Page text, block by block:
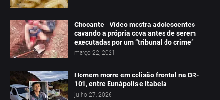
Chocante - Vídeo mostra adolescentes
cavando a própria cova antes de serem
executadas por um “tribunal do crime”
março 22, 2021
Homem morre em colisão frontal na BR-
101, entre Eunápolis e Itabela
julho 27, 2026